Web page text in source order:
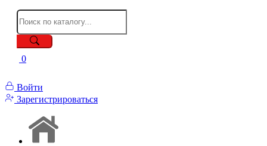
0
Войти
Зарегистрироваться